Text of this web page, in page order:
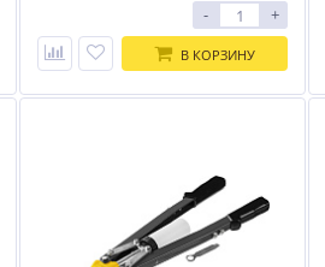
- +
В КОРЗИНУ